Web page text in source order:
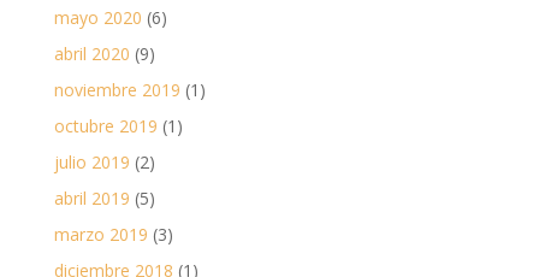
mayo 2020 (6)
abril 2020 (9)
noviembre 2019 (1)
octubre 2019 (1)
julio 2019 (2)
abril 2019 (5)
marzo 2019 (3)
diciembre 2018 (1)